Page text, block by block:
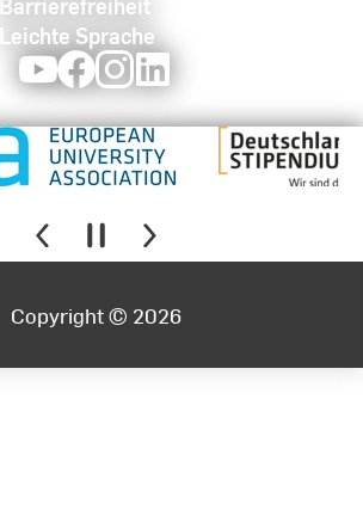
Leichte Sprache
YoutubeFacebookInstagram
Copyright © 2026